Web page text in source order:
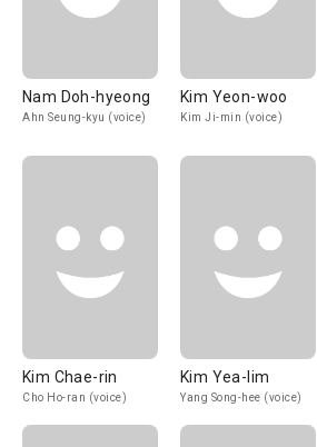
Nam Doh-hyeong
Ahn Seung-kyu (voice)
Kim Yeon-woo
Kim Ji-min (voice)
Kim Chae-rin
Cho Ho-ran (voice)
Kim Yea-lim
Yang Song-hee (voice)